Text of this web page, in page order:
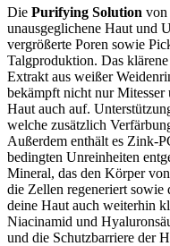
Die Purifying Solution von
unausgeglichene Haut und
vergrößerte Poren sowie
Talgproduktion. Das
Extrakt aus weißer
bekämpft nicht nur
Haut auch auf.
welche zusätzlich
Außerdem enthält es Zink-
bedingten Unreinheiten
Mineral, das den Körper
die Zellen regeneriert
deine Haut auch weiterhin
Niacinamid und
und die Schutzbarriere der